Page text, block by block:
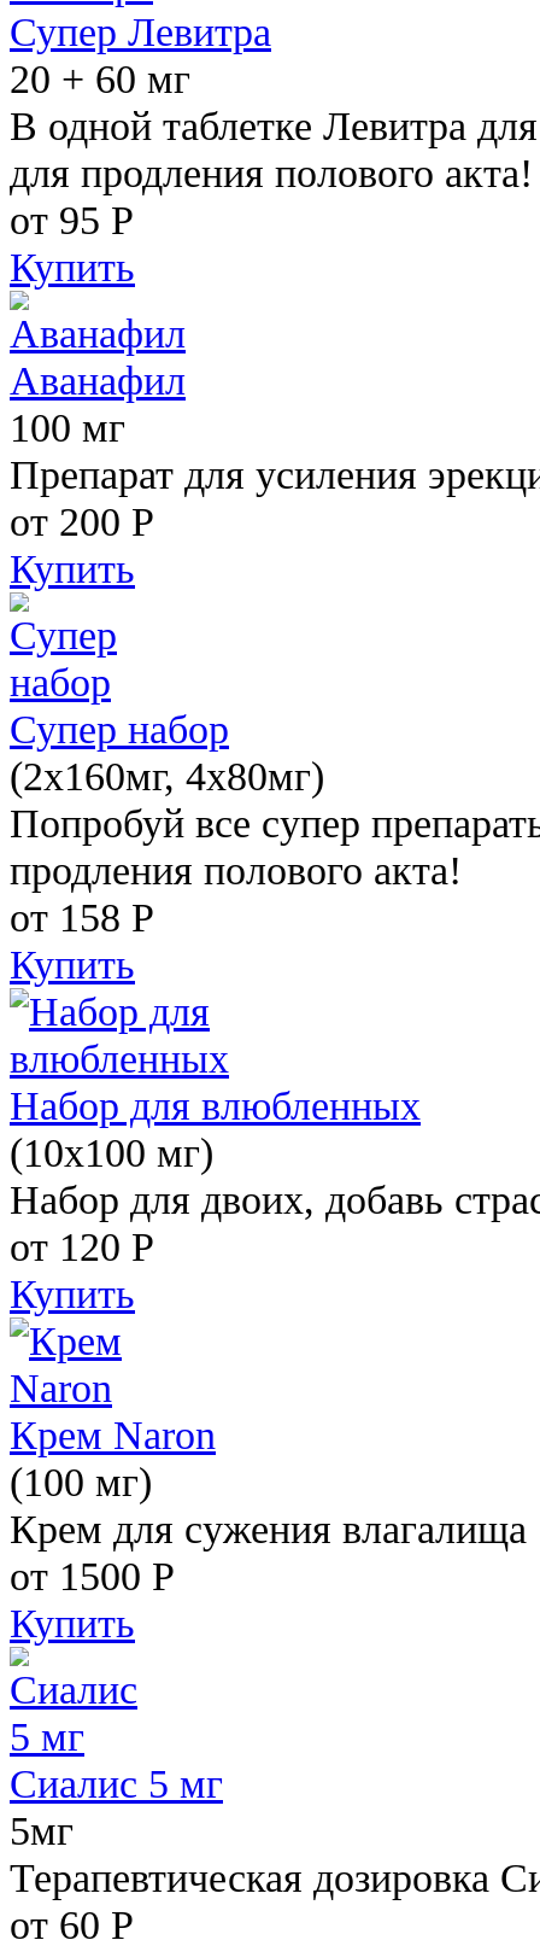
Супер Левитра
20 + 60 мг
В одной таблетке Левитра
для продления полового акта!
от 95 Р
Купить
Аванафил
100 мг
Препарат для усиления
от 200 Р
Купить
Супер набор
(2х160мг, 4х80мг)
Попробуй все супер
продления полового акта!
от 158 Р
Купить
Набор для влюбленных
(10х100 мг)
Набор для двоих, добавь
от 120 Р
Купить
Крем Naron
(100 мг)
Крем для сужения влагалища
от 1500 Р
Купить
Сиалис 5 мг
5мг
Терапевтическая дозировка
от 60 Р